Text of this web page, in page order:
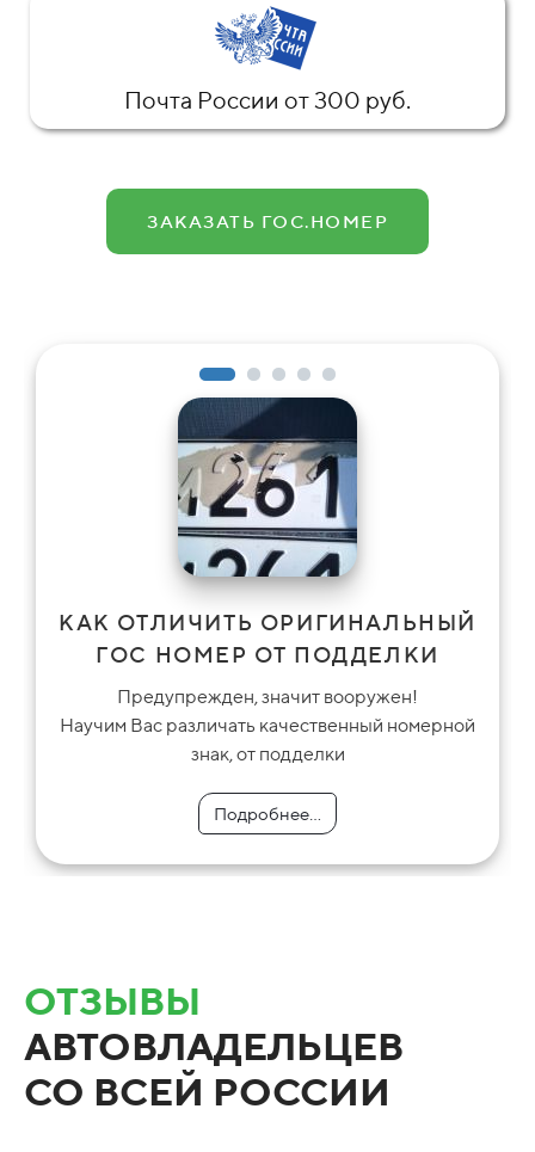
Почта России от 300 руб.
ЗАКАЗАТЬ ГОС.НОМЕР
КАК ОТЛИЧИТЬ ОРИГИНАЛЬНЫЙ
ГОС НОМЕР ОТ ПОДДЕЛКИ
Предупрежден, значит вооружен!
Научим Вас различать качественный номерной
знак, от подделки
Подробнее...
Подробнее...
Подробнее...
Подробнее...
Подробнее...
ОТЗЫВЫ
АВТОВЛАДЕЛЬЦЕВ
СО ВСЕЙ РОССИИ